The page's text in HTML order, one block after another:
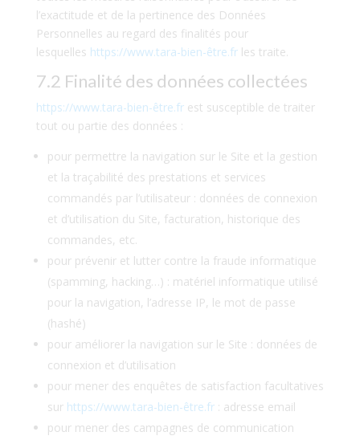
l’exactitude et de la pertinence des Données
Personnelles au regard des finalités pour
lesquelles https://www.tara-bien-être.frles traite.
7.2 Finalité des données collectées
https://www.tara-bien-être.frest susceptible de traiter
tout ou partie des données :
pour permettre la navigation sur le Site et la gestion
et la traçabilité des prestations et services
commandés par l’utilisateur : données de connexion
et d’utilisation du Site, facturation, historique des
commandes, etc.
pour prévenir et lutter contre la fraude informatique
(spamming, hacking…) : matériel informatique utilisé
pour la navigation, l’adresse IP, le mot de passe
(hashé)
pour améliorer la navigation sur le Site : données de
connexion et d’utilisation
pour mener des enquêtes de satisfaction facultatives
sur https://www.tara-bien-être.fr: adresse email
pour mener des campagnes de communication